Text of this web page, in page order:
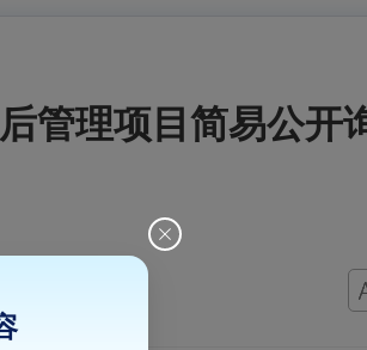
管理项目简易公开